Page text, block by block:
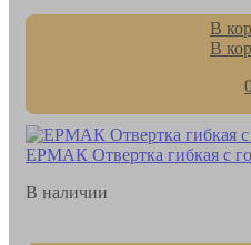
В
В
ЕРМАК Отвертка гибкая с
В наличии